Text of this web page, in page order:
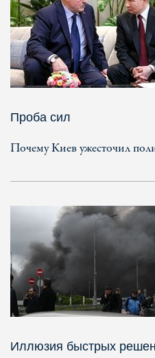
Проба сил
Почему Киев ужесточил
Иллюзия быстрых